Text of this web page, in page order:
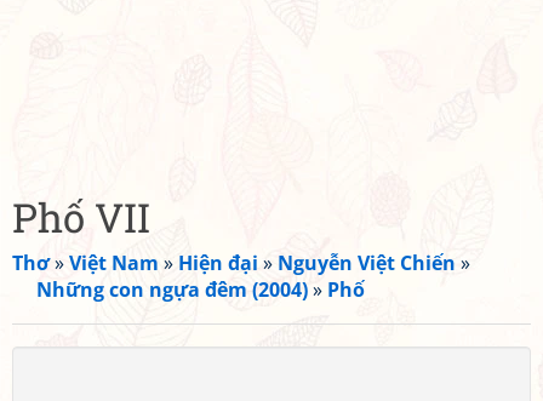
Phố VII
Thơ»Việt Nam » Hiện đại » Nguyễn Việt Chiến »
Những con ngựa đêm (2004)» Phố